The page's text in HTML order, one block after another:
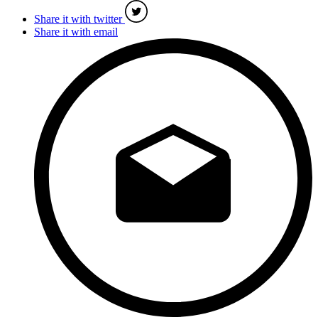
Share it with twitter
Share it with email